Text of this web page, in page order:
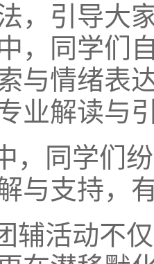
，引导大
，同学们
与情绪表
业解读与
，同学们
与支持，
辅活动不